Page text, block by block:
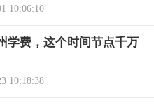
10:06:10
学费，这个时间节点千万
10:18:38